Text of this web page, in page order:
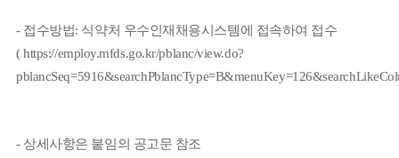
- 접수방법: 식약처 우수인재채용시스템에 접속하여 접수
(https://employ.mfds.go.kr/pblanc/view.do?
- 상세사항은 붙임의 공고문 참조